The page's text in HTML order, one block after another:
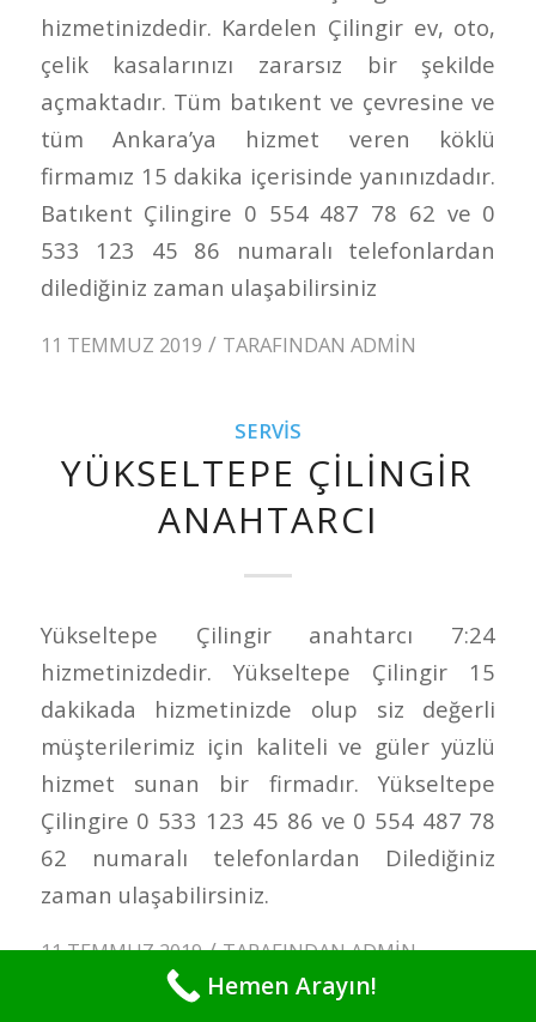
hizmetinizdedir. Kardelen Çilingir ev, oto,
çelik kasalarınızı zararsız bir şekilde
açmaktadır. Tüm batıkent ve çevresine ve
tüm Ankara’ya hizmet veren köklü
firmamız 15 dakika içerisinde yanınızdadır.
Batıkent Çilingire 0 554 487 78 62 ve 0
533 123 45 86 numaralı telefonlardan
dilediğiniz zaman ulaşabilirsiniz
11 TEMMUZ 2019 / TARAFINDAN ADMIN
SERVIS
YÜKSELTEPE ÇILINGIR
ANAHTARCI
Yükseltepe Çilingir anahtarcı 7:24
hizmetinizdedir. Yükseltepe Çilingir 15
dakikada hizmetinizde olup siz değerli
müşterilerimiz için kaliteli ve güler yüzlü
hizmet sunan bir firmadır. Yükseltepe
Çilingire 0 533 123 45 86 ve 0 554 487 78
62 numaralı telefonlardan Dilediğiniz
zaman ulaşabilirsiniz.
11 TEMMUZ 2019 / TARAFINDANADMIN
Hemen Arayın!